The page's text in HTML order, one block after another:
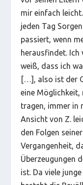
mir einfach
jeden Tag
passiert, wenn
herausfindet. Ich
weiß, dass ich
[…], also ist der
eine
tragen, immer in
Ansicht von Z.
den Folgen
Vergangenheit,
Überzeugungen
ist. Da viele